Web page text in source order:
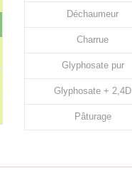
Déchaumeur
Charrue
Glyphosate pur
Glyphosate + 2,4D
Pâturage